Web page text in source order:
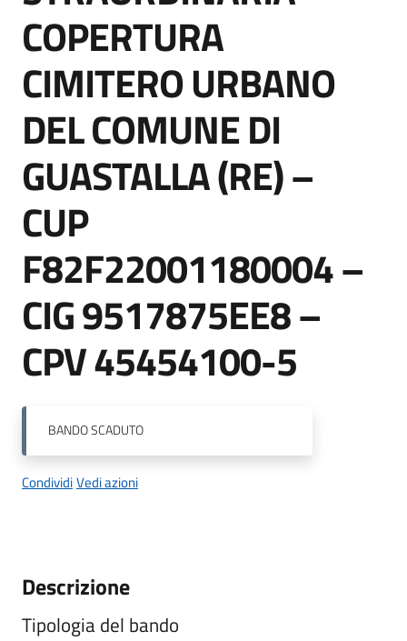
Tutti
gli
Seguici
su
COPERTURA
CIMITERO URBANO
DEL COMUNE DI
GUASTALLA (RE) –
CUP
F82F22001180004 –
CIG 9517875EE8 –
CPV 45454100-5
BANDOSCADUTO
CondividiVedi azioni
Descrizione
Tipologia del bando